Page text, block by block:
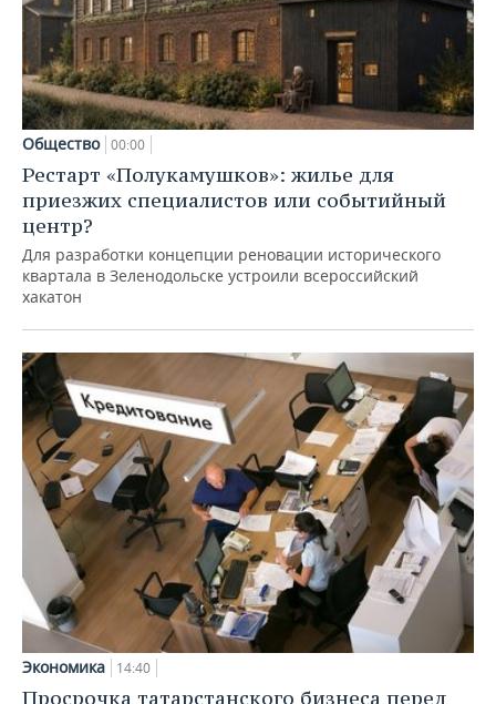
Общество 00:00
Рестарт «Полукамушков»: жилье для
приезжих специалистов или событийный
центр?
Для разработки концепции реновации исторического
квартала в Зеленодольске устроили всероссийский
хакатон
Экономика 14:40
Просрочка татарстанского бизнеса перед